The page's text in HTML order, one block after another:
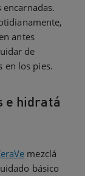
antes
de
en los pies.
e hidratá
mezclá
básico